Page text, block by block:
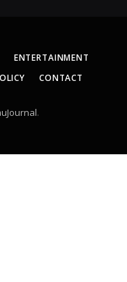
ENTERTAINMENT
CONTACT
.